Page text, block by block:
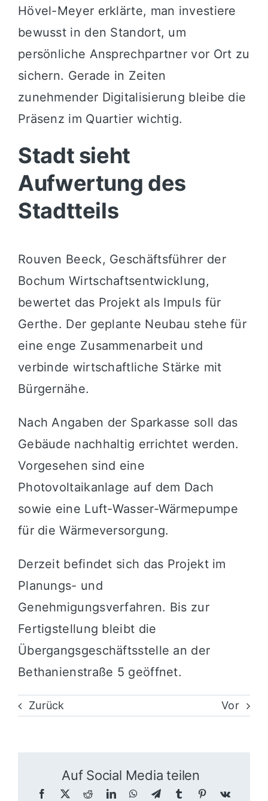
Hövel-Meyer erklärte, man investiere
bewusst in den Standort, um
persönliche Ansprechpartner vor Ort zu
sichern. Gerade in Zeiten
zunehmender Digitalisierung bleibe die
Präsenz im Quartier wichtig.
Stadt sieht
Aufwertung des
Stadtteils
Rouven Beeck, Geschäftsführer der
Bochum Wirtschaftsentwicklung,
bewertet das Projekt als Impuls für
Gerthe. Der geplante Neubau stehe für
eine enge Zusammenarbeit und
verbinde wirtschaftliche Stärke mit
Bürgernähe.
Nach Angaben der Sparkasse soll das
Gebäude nachhaltig errichtet werden.
Vorgesehen sind eine
Photovoltaikanlage auf dem Dach
sowie eine Luft-Wasser-Wärmepumpe
für die Wärmeversorgung.
Derzeit befindet sich das Projekt im
Planungs- und
Genehmigungsverfahren. Bis zur
Fertigstellung bleibt die
Übergangsgeschäftsstelle an der
Bethanienstraße 5 geöffnet.
Zurück Vor
Auf Social Media teilen